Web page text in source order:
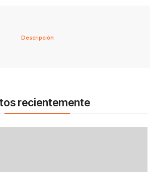
Descripción
recientemente